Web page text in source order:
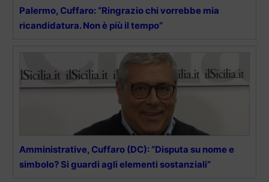
Palermo, Cuffaro: “Ringrazio chi vorrebbe mia
ricandidatura. Non è più il tempo”
Amministrative, Cuffaro (DC): “Disputa su nome e
simbolo? Si guardi agli elementi sostanziali”